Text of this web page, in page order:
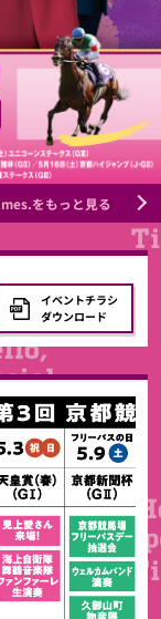
をもっと見る
イベントチラシ
ダウンロード